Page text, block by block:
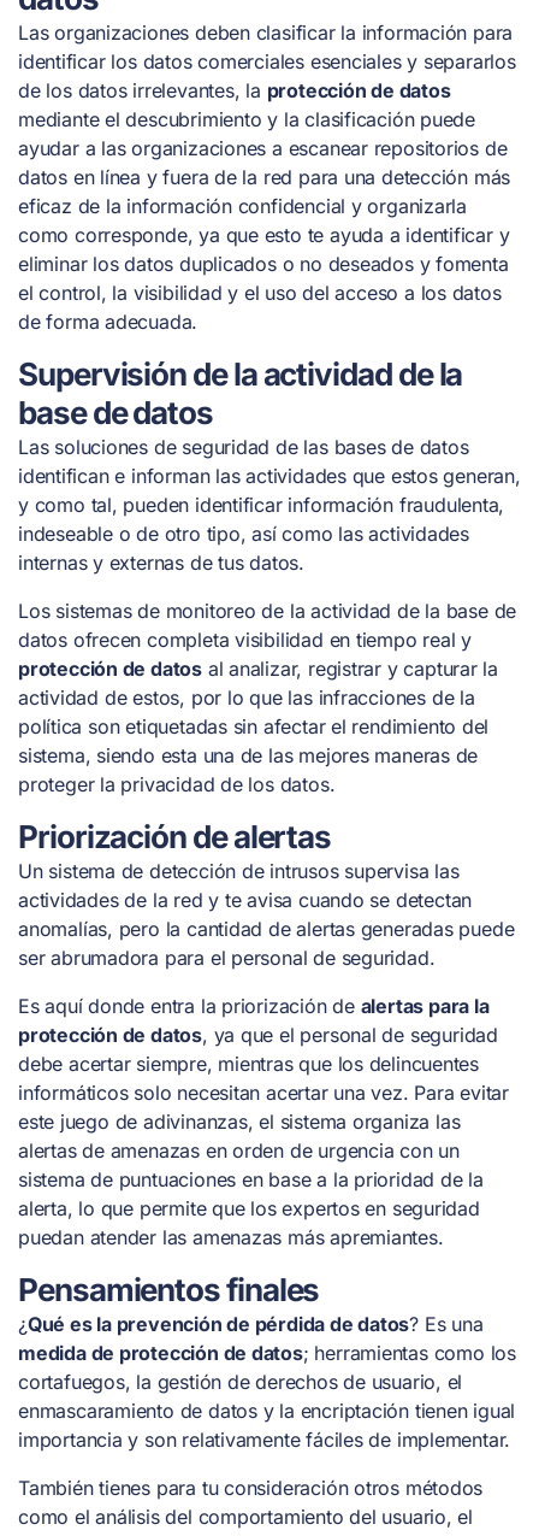
Las organizaciones deben clasificar la información para
identificar los datos comerciales esenciales y separarlos
de los datos irrelevantes, la protección de datos
mediante el descubrimiento y la clasificación puede
ayudar a las organizaciones a escanear repositorios de
datos en línea y fuera de la red para una detección más
eficaz de la información confidencial y organizarla
como corresponde, ya que esto te ayuda a identificar y
eliminar los datos duplicados o no deseados y fomenta
el control, la visibilidad y el uso del acceso a los datos
de forma adecuada.
Supervisión de la actividad de la
base de datos
Las soluciones de seguridad de las bases de datos
identifican e informan las actividades que estos generan,
y como tal, pueden identificar información fraudulenta,
indeseable o de otro tipo, así como las actividades
internas y externas de tus datos.
Los sistemas de monitoreo de la actividad de la base de
datos ofrecen completa visibilidad en tiempo real y
protección de datosal analizar, registrar y capturar la
actividad de estos, por lo que las infracciones de la
política son etiquetadas sin afectar el rendimiento del
sistema, siendo esta una de las mejores maneras de
proteger la privacidad de los datos.
Priorización de alertas
Un sistema de detección de intrusos supervisa las
actividades de la red y te avisa cuando se detectan
anomalías, pero la cantidad de alertas generadas puede
ser abrumadora para el personal de seguridad.
Es aquí donde entra la priorización de alertas para la
protección de datos, ya que el personal de seguridad
debe acertar siempre, mientras que los delincuentes
informáticos solo necesitan acertar una vez. Para evitar
este juego de adivinanzas, el sistema organiza las
alertas de amenazas en orden de urgencia con un
sistema de puntuaciones en base a la prioridad de la
alerta, lo que permite que los expertos en seguridad
puedan atender las amenazas más apremiantes.
Pensamientos finales
¿Qué es la prevención de pérdida de datos? Es una
medida de protección de datos; herramientas como los
cortafuegos, la gestión de derechos de usuario, el
enmascaramiento de datos y la encriptación tienen igual
importancia y son relativamente fáciles de implementar.
También tienes para tu consideración otros métodos
como el análisis del comportamiento del usuario, el